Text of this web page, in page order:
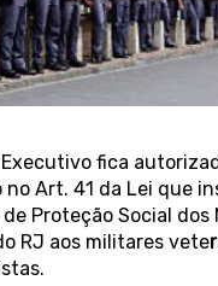
Executivo fica
no Art. 41 da Lei que
Proteção Social dos
RJ aos militares vete